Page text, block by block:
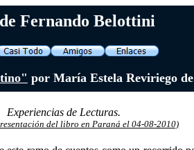
Fernando Belottini
por María Estela Reviriego
Experiencias de Lecturas.
del libro en Paraná el 04-08-2010)